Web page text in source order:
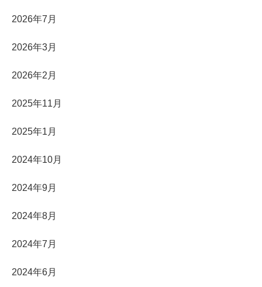
2026年7月
2026年3月
2026年2月
2025年11月
2025年1月
2024年10月
2024年9月
2024年8月
2024年7月
2024年6月